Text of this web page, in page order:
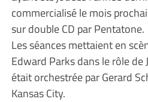
commercialisé le mois
sur double CD par Pentatone.
Les séances mettaient en
Edward Parks dans le rôle de
était orchestrée par Gerard
Kansas City.